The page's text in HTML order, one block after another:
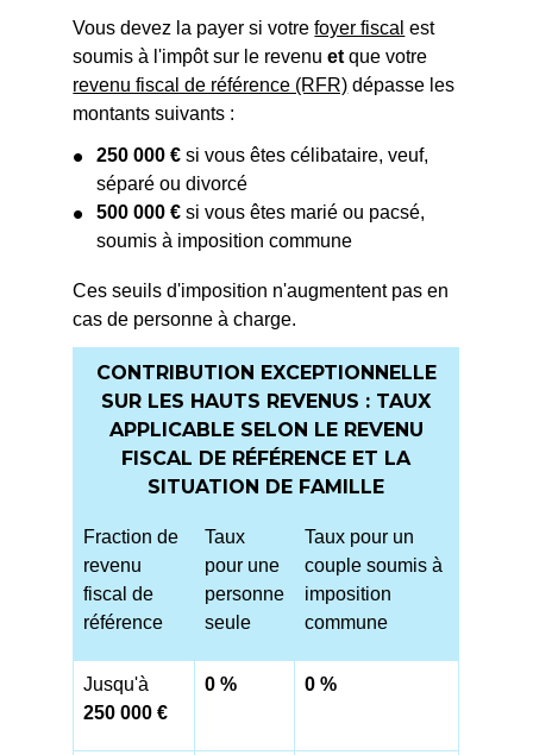
Vous devez la payer si votrefoyer fiscal est
soumis à l'impôt sur le revenuet que votre
revenu fiscal de référence (RFR) dépasse les
montants suivants :
250 000 € si vous êtes célibataire, veuf,
séparé ou divorcé
500 000 € si vous êtes marié ou pacsé,
soumis à imposition commune
Ces seuils d'imposition n'augmentent pas en
cas de personne à charge.
CONTRIBUTION EXCEPTIONNELLE
SUR LES HAUTS REVENUS : TAUX
APPLICABLE SELON LE REVENU
FISCAL DE RÉFÉRENCE ET LA
SITUATION DE FAMILLE
Fraction de
revenu
fiscal de
référence
Taux
pour une
personne
seule
Taux pour un
couple soumis à
imposition
commune
Jusqu'à
250 000 €
0 % 0 %